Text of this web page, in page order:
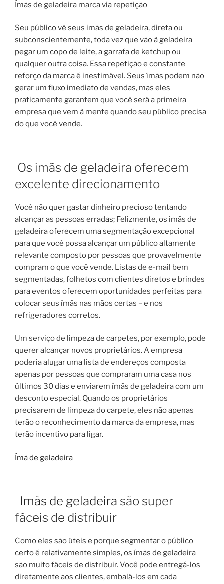
Ímãs de geladeira marca via repetição
Seu público vê seus imãs de geladeira, direta ou
subconscientemente, toda vez que vão à geladeira
pegar um copo de leite, a garrafa de ketchup ou
qualquer outra coisa. Essa repetição e constante
reforço da marca é inestimável. Seus ímãs podem não
gerar um fluxo imediato de vendas, mas eles
praticamente garantem que você será a primeira
empresa que vem à mente quando seu público precisa
do que você vende.
Os imãs de geladeira oferecem
excelente direcionamento
Você não quer gastar dinheiro precioso tentando
alcançar as pessoas erradas; Felizmente, os imãs de
geladeira oferecem uma segmentação excepcional
para que você possa alcançar um público altamente
relevante composto por pessoas que provavelmente
compram o que você vende. Listas de e-mail bem
segmentadas, folhetos com clientes diretos e brindes
para eventos oferecem oportunidades perfeitas para
colocar seus ímãs nas mãos certas – e nos
refrigeradores corretos.
Um serviço de limpeza de carpetes, por exemplo, pode
querer alcançar novos proprietários. A empresa
poderia alugar uma lista de endereços composta
apenas por pessoas que compraram uma casa nos
últimos 30 dias e enviarem ímãs de geladeira com um
desconto especial. Quando os proprietários
precisarem de limpeza do carpete, eles não apenas
terão o reconhecimento da marca da empresa, mas
terão incentivo para ligar.
Ímã de geladeira
Imãs de geladeira são super
fáceis de distribuir
Como eles são úteis e porque segmentar o público
certo é relativamente simples, os ímãs de geladeira
são muito fáceis de distribuir. Você pode entregá-los
diretamente aos clientes, embalá-los em cada